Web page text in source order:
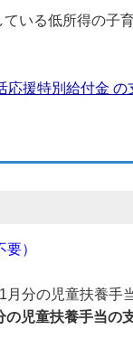
いる低所得の子
援特別給付金 の
要）
分の児童扶養手
児童扶養手当の